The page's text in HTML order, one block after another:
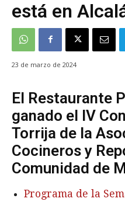
está en
23 de marzo de 2024
El Restaurante
ganado el IV
Torrija de la
Cocineros y
Comunidad de
Programa de la